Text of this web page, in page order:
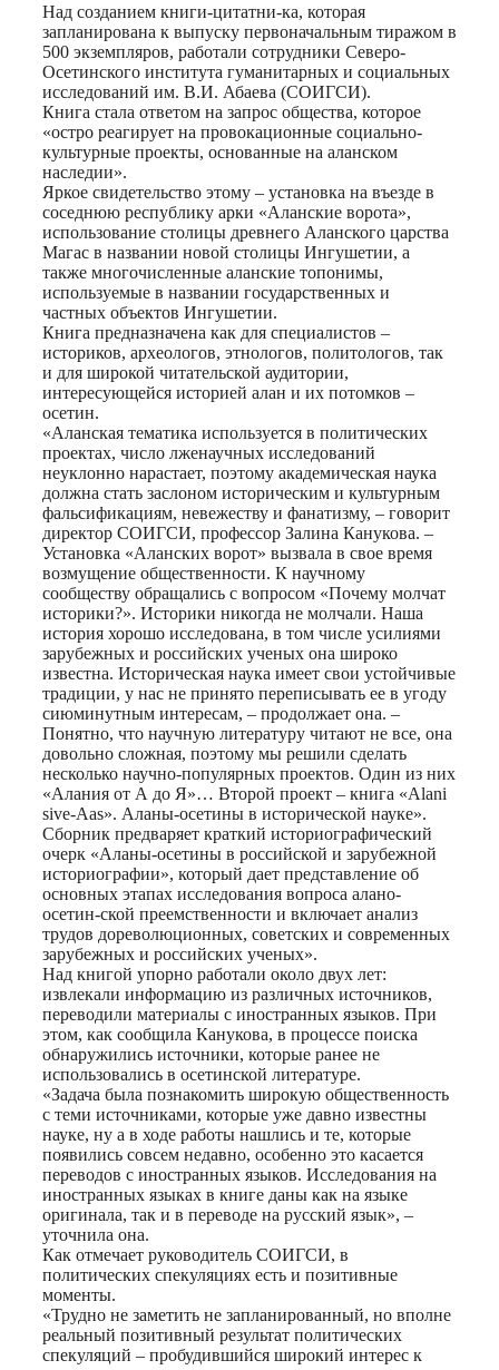
Над созданием книги-цитатни-ка, которая
запланирована к выпуску первоначальным тиражом в
500 экземпляров, работали сотрудники Северо-
Осетинского института гуманитарных и социальных
исследований им. В.И. Абаева (СОИГСИ).
Книга стала ответом на запрос общества, которое
«остро реагирует на провокационные социально-
культурные проекты, основанные на аланском
наследии».
Яркое свидетельство этому – установка на въезде в
соседнюю республику арки «Аланские ворота»,
использование столицы древнего Аланского царства
Магас в названии новой столицы Ингушетии, а
также многочисленные аланские топонимы,
используемые в названии государственных и
частных объектов Ингушетии.
Книга предназначена как для специалистов –
историков, археологов, этнологов, политологов, так
и для широкой читательской аудитории,
интересующейся историей алан и их потомков –
осетин.
«Аланская тематика используется в политических
проектах, число лженаучных исследований
неуклонно нарастает, поэтому академическая наука
должна стать заслоном историческим и культурным
фальсификациям, невежеству и фанатизму, – говорит
директор СОИГСИ, профессор Залина Канукова. –
Установка «Аланских ворот» вызвала в свое время
возмущение общественности. К научному
сообществу обращались с вопросом «Почему молчат
историки?». Историки никогда не молчали. Наша
история хорошо исследована, в том числе усилиями
зарубежных и российских ученых она широко
известна. Историческая наука имеет свои устойчивые
традиции, у нас не принято переписывать ее в угоду
сиюминутным интересам, – продолжает она. –
Понятно, что научную литературу читают не все, она
довольно сложная, поэтому мы решили сделать
несколько научно-популярных проектов. Один из них
«Алания от А до Я»… Второй проект – книга «Alani
sive-Aas». Аланы-осетины в исторической науке».
Сборник предваряет краткий историографический
очерк «Аланы-осетины в российской и зарубежной
историографии», который дает представление об
основных этапах исследования вопроса алано-
осетин-ской преемственности и включает анализ
трудов дореволюционных, советских и современных
зарубежных и российских ученых».
Над книгой упорно работали около двух лет:
извлекали информацию из различных источников,
переводили материалы с иностранных языков. При
этом, как сообщила Канукова, в процессе поиска
обнаружились источники, которые ранее не
использовались в осетинской литературе.
«Задача была познакомить широкую общественность
с теми источниками, которые уже давно известны
науке, ну а в ходе работы нашлись и те, которые
появились совсем недавно, особенно это касается
переводов с иностранных языков. Исследования на
иностранных языках в книге даны как на языке
оригинала, так и в переводе на русский язык», –
уточнила она.
Как отмечает руководитель СОИГСИ, в
политических спекуляциях есть и позитивные
моменты.
«Трудно не заметить не запланированный, но вполне
реальный позитивный результат политических
спекуляций – пробудившийся широкий интерес к